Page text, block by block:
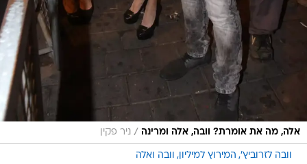
אלה, מה את אומרת? וובה, אלה ומרינה / ניר פקין
וובה לזרוביץ' המירוץ למיליון וובה ואלה